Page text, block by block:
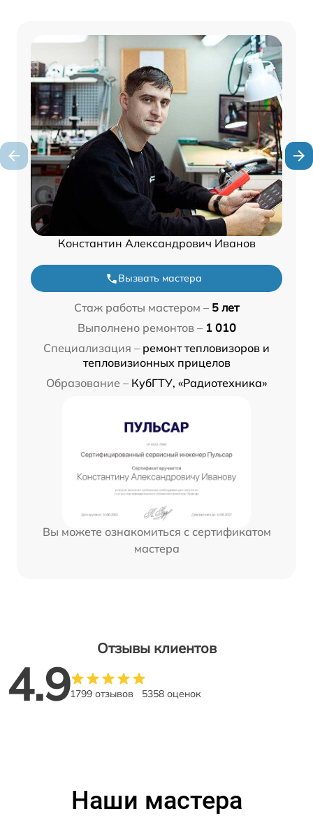
Константин Александрович Иванов
Вызвать мастера
Стаж работы мастером – 5 лет
Выполнено ремонтов – 1 010
Специализация – ремонт тепловизоров и
тепловизионных прицелов
Образование – КубГТУ, «Радиотехника»
Вы можете ознакомиться с сертификатом
мастера
Отзывы клиентов
4.91799 отзывов 5358 оценок
Наши мастера